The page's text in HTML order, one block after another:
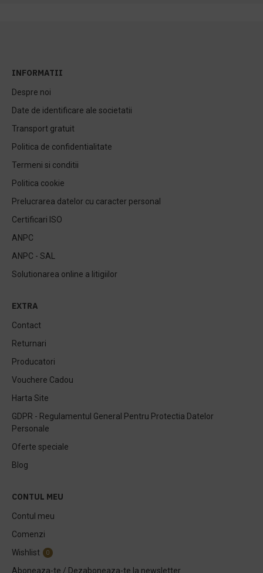
INFORMATII
Despre noi
Date de identificare ale societatii
Transport gratuit
Politica de confidentialitate
Termeni si conditii
Politica cookie
Prelucrarea datelor cu caracter personal
Certificari ISO
ANPC
ANPC - SAL
Solutionarea online a litigiilor
EXTRA
Contact
Returnari
Producatori
Vouchere Cadou
Harta Site
GDPR - Regulamentul General Pentru Protectia Datelor
Personale
Oferte speciale
Blog
CONTUL MEU
Contul meu
Comenzi
Wishlist
0
Aboneaza-te / Dezaboneaza-te la newsletter